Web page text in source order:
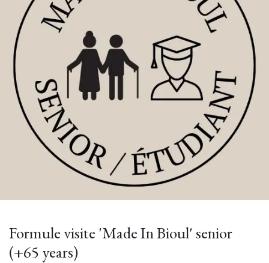
Formule visite 'Made In Bioul' senior
(+65 years)